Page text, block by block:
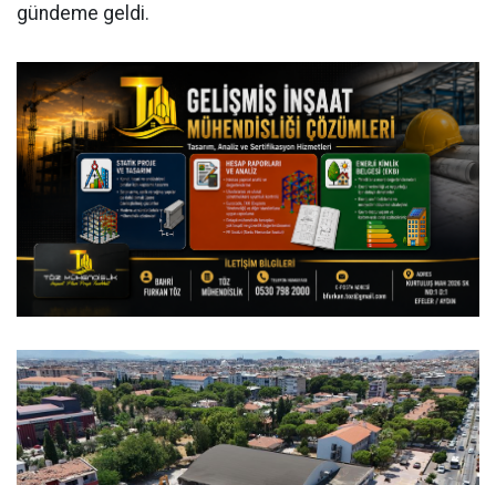
gündeme geldi.